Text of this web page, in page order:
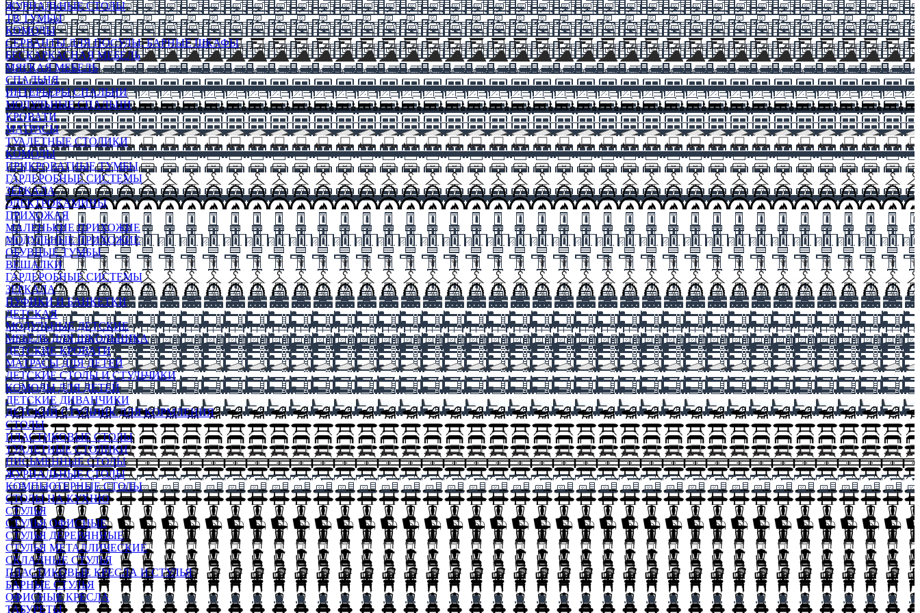
ЖУРНАЛЬНЫЕ СТОЛЫ
ТВ ТУМБЫ
КОМОДЫ
СЕРВАНТЫ ДЛЯ ПОСУДЫ, БАРНЫЕ ШКАФЫ
БЕСКАРКАСНАЯ МЕБЕЛЬ
МЯГКАЯ МЕБЕЛЬ
СПАЛЬНЯ
ИНТЕРЬЕРЫ СПАЛЬНИ
МОДУЛЬНЫЕ СПАЛЬНИ
КРОВАТИ
МАТРАСЫ
ТУАЛЕТНЫЕ СТОЛИКИ
КОМОДЫ
ПРИКРОВАТНЫЕ ТУМБЫ
ГАРДЕРОБНЫЕ СИСТЕМЫ
ЗЕРКАЛА
ЭЛЕКТРОКАМИНЫ
ПРИХОЖАЯ
МАЛЕНЬКИЕ ПРИХОЖИЕ
МОДУЛЬНЫЕ ПРИХОЖИЕ
ОБУВНЫЕ ТУМБЫ
ВЕШАЛКИ
ГАРДЕРОБНЫЕ СИСТЕМЫ
ЗЕРКАЛА
ПУФИКИ И БАНКЕТКИ
ДЕТСКАЯ
МОДУЛЬНЫЕ ДЕТСКИЕ
МЕБЕЛЬ ДЛЯ ШКОЛЬНИКА
ДЕТСКИЕ КРОВАТИ
МАТРАСЫ ДЛЯ ДЕТЕЙ
ДЕТСКИЕ СТОЛЫ И СТУЛЬЧИКИ
КОМОДЫ ДЛЯ ДЕТЕЙ
ДЕТСКИЕ ДИВАНЧИКИ
ДЕТСКИЙ СТУЛЬЧИК ДЛЯ КОРМЛЕНИЯ
СТОЛЫ
ПЛАСТИКОВЫЕ СТОЛЫ
ТУАЛЕТНЫЕ СТОЛИКИ
ПИСЬМЕННЫЕ СТОЛЫ
ЖУРНАЛЬНЫЕ СТОЛЫ
КОМПЬЮТЕРНЫЕ СТОЛЫ
СТОЛЫ НА КУХНЮ
СТУЛЬЯ
СТУЛЬЯ ОФИСНЫЕ
СТУЛЬЯ ДЕРЕВЯННЫЕ
СТУЛЬЯ МЕТАЛЛИЧЕСКИЕ
СКЛАДНЫЕ СТУЛЬЯ
ПЛАСТИКОВЫЕ КРЕСЛА И СТУЛЬЯ
БАРНЫЕ СТУЛЬЯ
ОФИСНЫЕ КРЕСЛА
ТАБУРЕТЫ